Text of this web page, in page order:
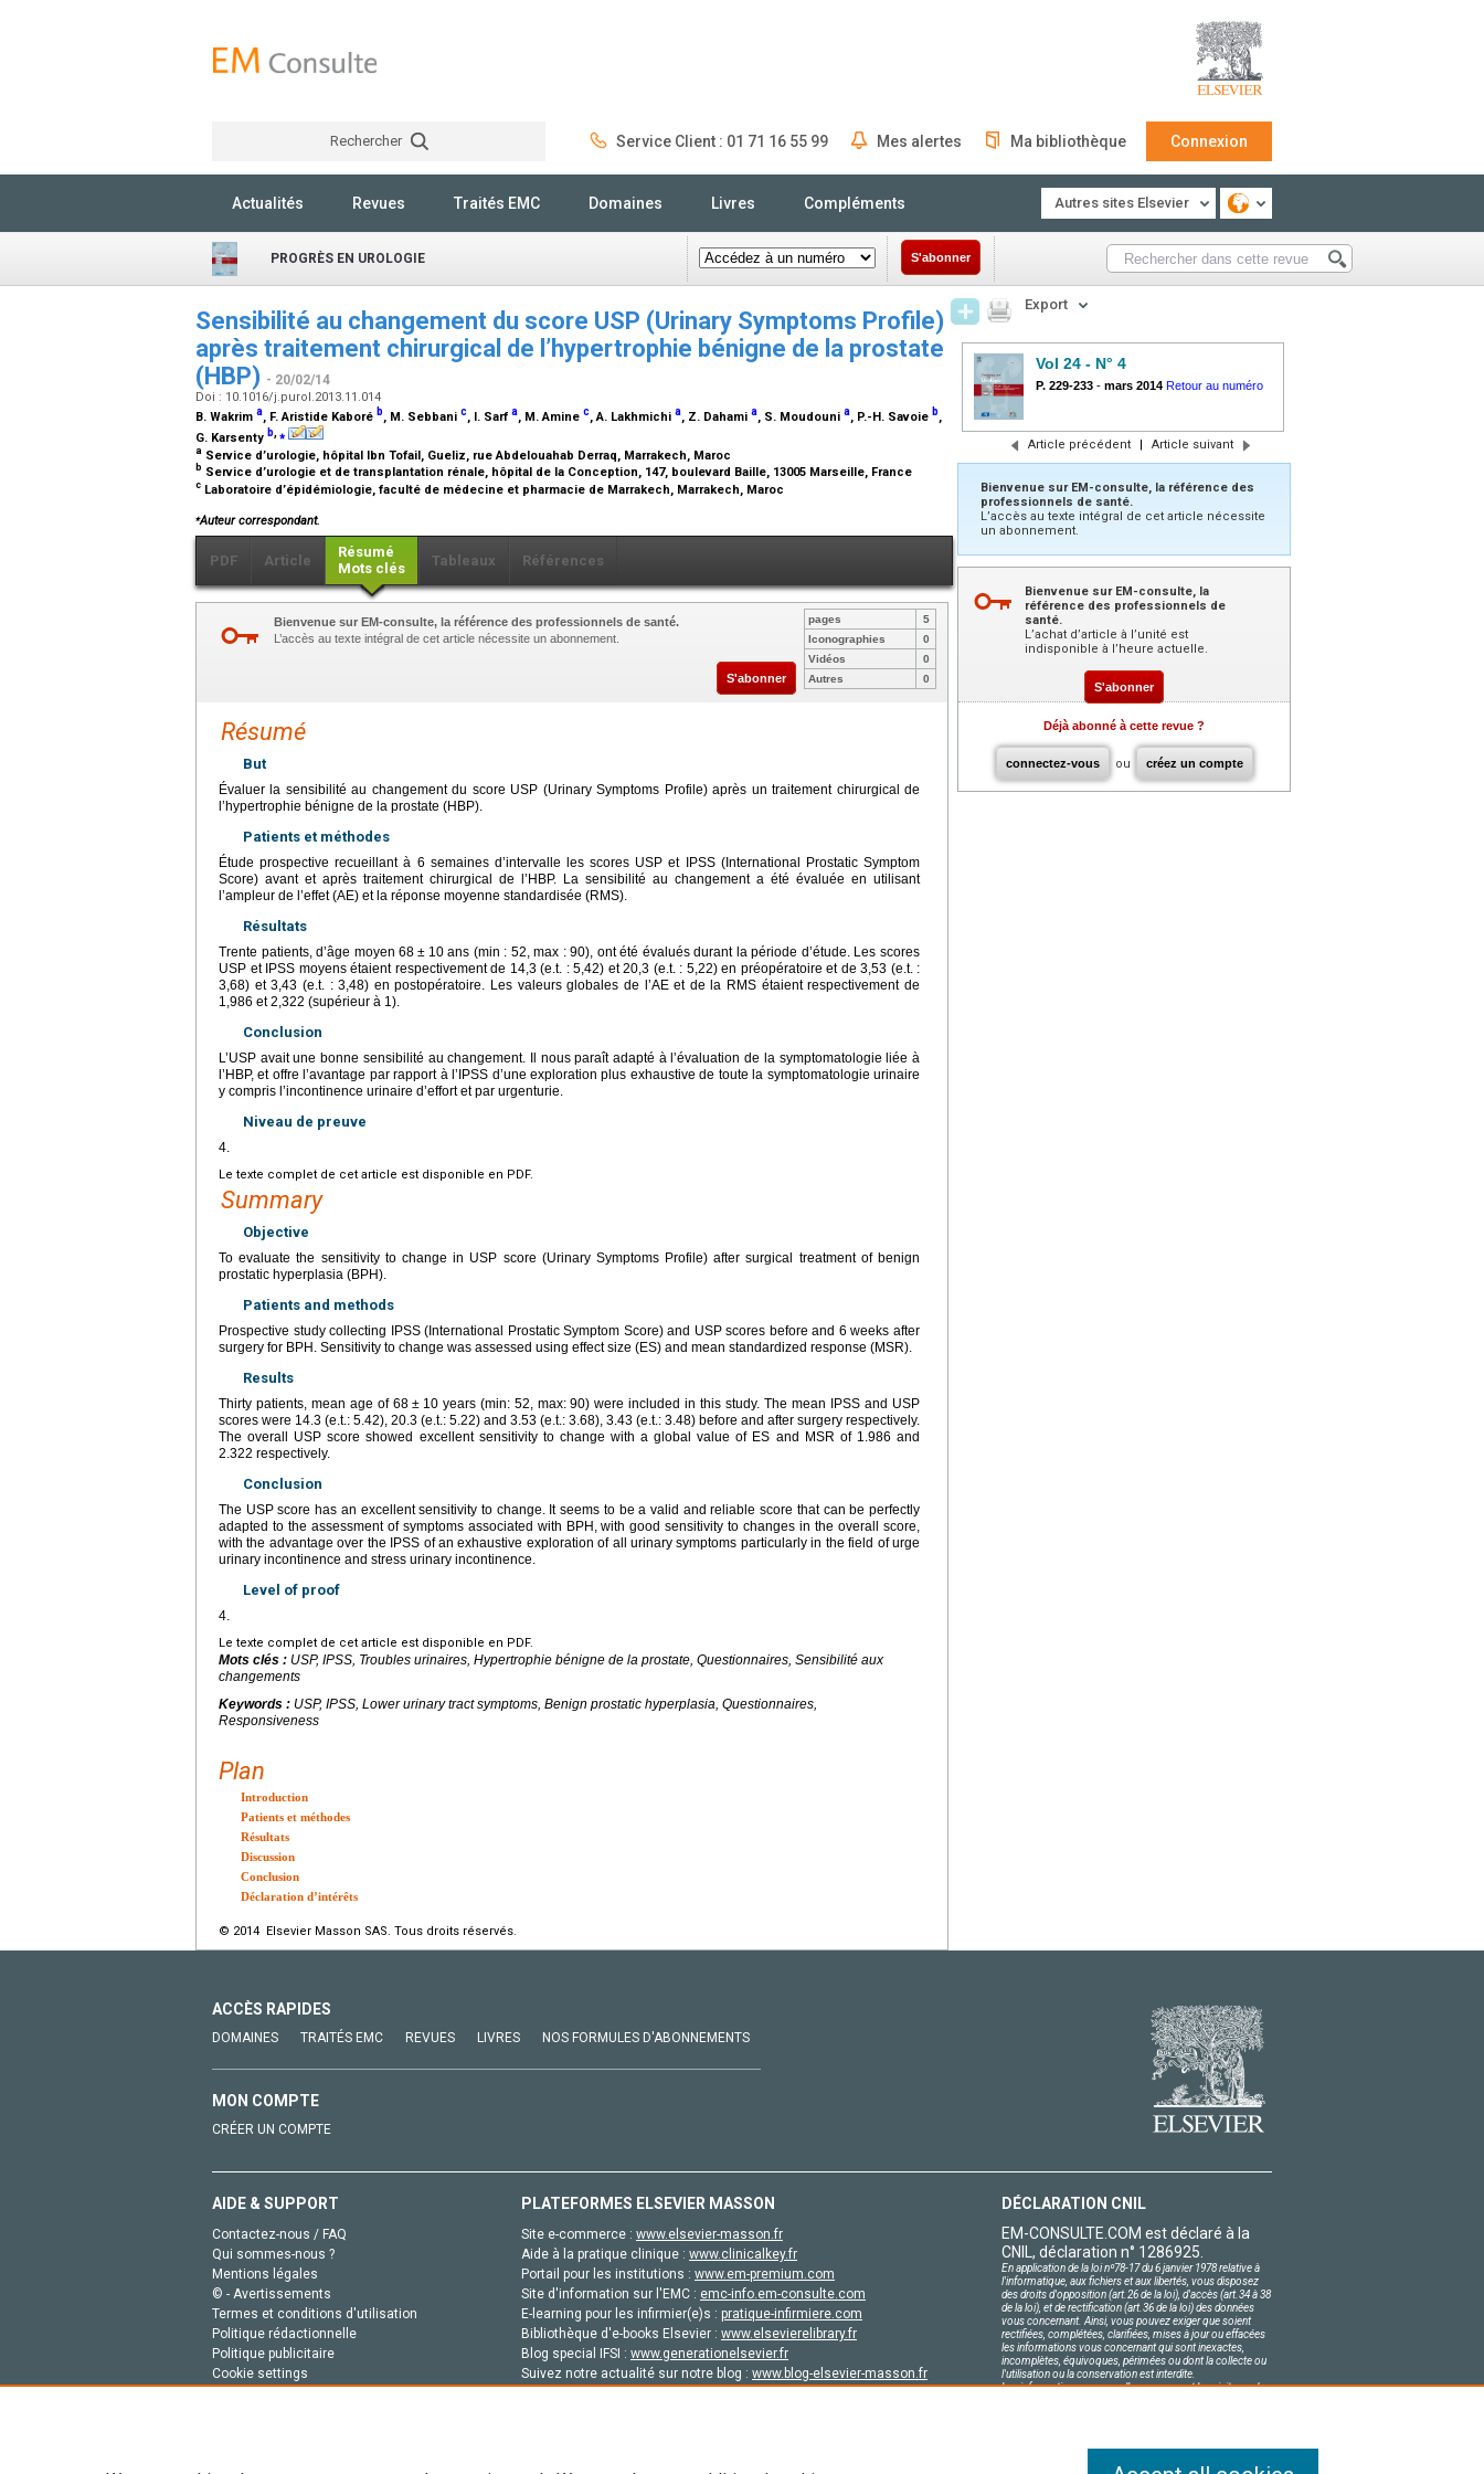
Rechercher Service Client : 01 71 16 55 99 Mes alertes Ma bibliothèque Connexion
Actualités Revues Traités EMC Domaines Livres Compléments Autres sites Elsevier
PROGRÈS EN UROLOGIE S'abonner
Sensibilité au changement du score USP (Urinary Symptoms Profile)
après traitement chirurgical de l’hypertrophie bénigne de la prostate
(HBP) - 20/02/14
Doi : 10.1016/j.purol.2013.11.014
B. Wakrim a, F. Aristide Kaboré b, M. Sebbani c, I. Sarf a, M. Amine c, A. Lakhmichi a, Z. Dahami a, S. Moudouni a, P.-H. Savoie b,
G. Karsenty b ⁎
a Service d’urologie, hôpital Ibn Tofail, Gueliz, rue Abdelouahab Derraq, Marrakech, Maroc
b Service d’urologie et de transplantation rénale, hôpital de la Conception, 147, boulevard Baille, 13005 Marseille, France
c Laboratoire d’épidémiologie, faculté de médecine et pharmacie de Marrakech, Marrakech, Maroc
⁎Auteur correspondant.
PDF Article
Résumé
Mots clés
Tableaux Références
Bienvenue sur EM-consulte, la référence des professionnels de santé.
L’accès au texte intégral de cet article nécessite un abonnement.
S'abonner
pages
5
Iconographies
0
Vidéos
0
Autres
0
Résumé
But
Évaluer la sensibilité au changement du score USP (Urinary Symptoms Profile) après un traitement chirurgical de
l’hypertrophie bénigne de la prostate (HBP).
Patients et méthodes
Étude prospective recueillant à 6 semaines d’intervalle les scores USP et IPSS (International Prostatic Symptom
Score) avant et après traitement chirurgical de l’HBP. La sensibilité au changement a été évaluée en utilisant
l’ampleur de l’effet (AE) et la réponse moyenne standardisée (RMS).
Résultats
Trente patients, d’âge moyen 68 ± 10 ans (min : 52, max : 90), ont été évalués durant la période d’étude. Les scores
USP et IPSS moyens étaient respectivement de 14,3 (e.t. : 5,42) et 20,3 (e.t. : 5,22) en préopératoire et de 3,53 (e.t. :
3,68) et 3,43 (e.t. : 3,48) en postopératoire. Les valeurs globales de l’AE et de la RMS étaient respectivement de
1,986 et 2,322 (supérieur à 1).
Conclusion
L’USP avait une bonne sensibilité au changement. Il nous paraît adapté à l’évaluation de la symptomatologie liée à
l’HBP, et offre l’avantage par rapport à l’IPSS d’une exploration plus exhaustive de toute la symptomatologie urinaire
y compris l’incontinence urinaire d’effort et par urgenturie.
Niveau de preuve
4.
Le texte complet de cet article est disponible en PDF.
Summary
Objective
To evaluate the sensitivity to change in USP score (Urinary Symptoms Profile) after surgical treatment of benign
prostatic hyperplasia (BPH).
Patients and methods
Prospective study collecting IPSS (International Prostatic Symptom Score) and USP scores before and 6 weeks after
surgery for BPH. Sensitivity to change was assessed using effect size (ES) and mean standardized response (MSR).
Results
Thirty patients, mean age of 68 ± 10 years (min: 52, max: 90) were included in this study. The mean IPSS and USP
scores were 14.3 (e.t.: 5.42), 20.3 (e.t.: 5.22) and 3.53 (e.t.: 3.68), 3.43 (e.t.: 3.48) before and after surgery respectively.
The overall USP score showed excellent sensitivity to change with a global value of ES and MSR of 1.986 and
2.322 respectively.
Conclusion
The USP score has an excellent sensitivity to change. It seems to be a valid and reliable score that can be perfectly
adapted to the assessment of symptoms associated with BPH, with good sensitivity to changes in the overall score,
with the advantage over the IPSS of an exhaustive exploration of all urinary symptoms particularly in the field of urge
urinary incontinence and stress urinary incontinence.
Level of proof
4.
Le texte complet de cet article est disponible en PDF.
Mots clés : USP, IPSS, Troubles urinaires, Hypertrophie bénigne de la prostate, Questionnaires, Sensibilité aux
changements
Keywords : USP, IPSS, Lower urinary tract symptoms, Benign prostatic hyperplasia, Questionnaires,
Responsiveness
Plan
Introduction
Patients et méthodes
Résultats
Discussion
Conclusion
Déclaration d’intérêts
© 2014 Elsevier Masson SAS. Tous droits réservés.
Export
Vol 24 - N° 4
P. 229-233 - mars 2014 Retour au numéro
Article précédent | Article suivant
Bienvenue sur EM-consulte, la référence des
professionnels de santé.
L’accès au texte intégral de cet article nécessite
un abonnement.
Bienvenue sur EM-consulte, la
référence des professionnels de
santé.
L’achat d’article à l’unité est
indisponible à l’heure actuelle.
S'abonner
Déjà abonné à cette revue ?
connectez-vous ou créez un compte
ACCÈS RAPIDES
DOMAINES TRAITÉS EMC REVUES LIVRES NOS FORMULES D'ABONNEMENTS
MON COMPTE
CRÉER UN COMPTE
AIDE & SUPPORT
Contactez-nous / FAQ
Qui sommes-nous ?
Mentions légales
© - Avertissements
Termes et conditions d'utilisation
Politique rédactionnelle
Politique publicitaire
Cookie settings
PLATEFORMES ELSEVIER MASSON
Site e-commerce : www.elsevier-masson.fr
Aide à la pratique clinique : www.clinicalkey.fr
Portail pour les institutions : www.em-premium.com
Site d'information sur l'EMC : emc-info.em-consulte.com
E-learning pour les infirmier(e)s : pratique-infirmiere.com
Bibliothèque d'e-books Elsevier : www.elsevierelibrary.fr
Blog special IFSI : www.generationelsevier.fr
Suivez notre actualité sur notre blog : www.blog-elsevier-masson.fr
DÉCLARATION CNIL
EM-CONSULTE.COM est déclaré à la
CNIL, déclaration n° 1286925.
En application de la loi nº78-17 du 6 janvier 1978 relative à
l'informatique, aux fichiers et aux libertés, vous disposez
des droits d'opposition (art.26 de la loi), d'accès (art.34 à 38
de la loi), et de rectification (art.36 de la loi) des données
vous concernant. Ainsi, vous pouvez exiger que soient
rectifiées, complétées, clarifiées, mises à jour ou effacées
les informations vous concernant qui sont inexactes,
incomplètes, équivoques, périmées ou dont la collecte ou
l'utilisation ou la conservation est interdite.
Les informations personnelles concernant les visiteurs de